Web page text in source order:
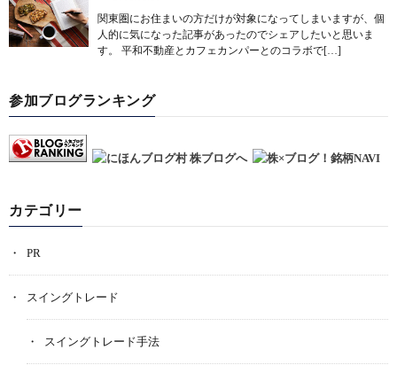
関東圏にお住まいの方だけが対象になってしまいますが、個
人的に気になった記事があったのでシェアしたいと思いま
す。 平和不動産とカフェカンパーとのコラボで[…]
参加ブログランキング
カテゴリー
PR
スイングトレード
スイングトレード手法